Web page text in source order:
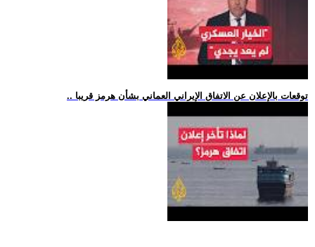
.. توقعات بالإعلان عن الاتفاق الإيراني العماني بشأن هرمز قريبا